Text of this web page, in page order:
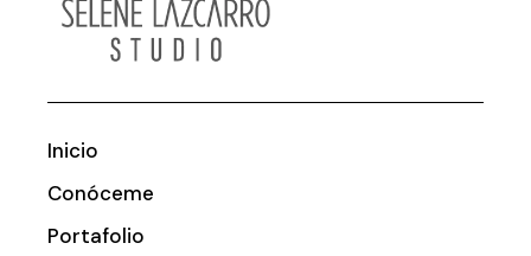
Inicio
Conóceme
Portafolio